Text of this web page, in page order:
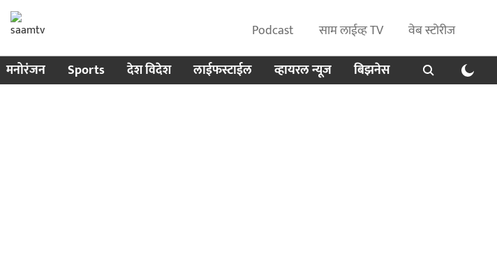
Podcast साम लाईव्ह TV
वेब स्टोरीज
मनोरंजन Sports देश विदेश लाईफस्टाईल व्हायरल न्यूज बिझनेस